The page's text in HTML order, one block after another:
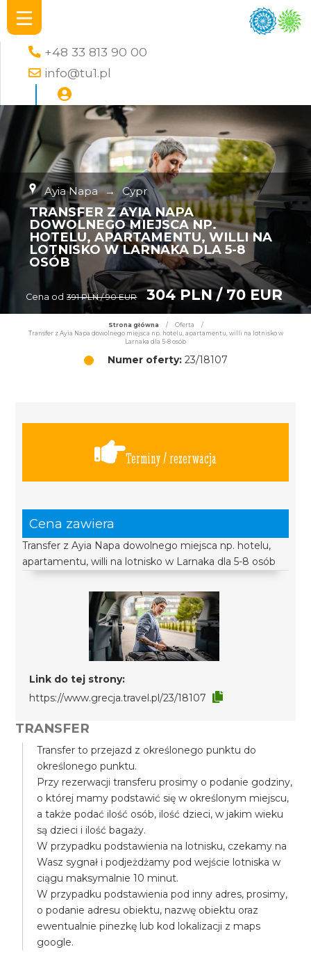
+48 33 813 90 00
info@tu1.pl
Ayia Napa → Cypr
TRANSFER Z AYIA NAPA
DOWOLNEGO MIEJSCA NP.
HOTELU, APARTAMENTU, WILLI NA
LOTNISKO W LARNAKA DLA 5-8
OSÓB
Cena od 391 PLN / 90 EUR 304 PLN / 70 EUR
Strona główna / Oferta
/
Transfer z Ayia Napa dowolnego miejsca np. hotelu, apartamentu, willi na lotnisko w
Larnaka dla 5-8 osób
Numer oferty:23/18107
Terminy / rezerwacja
Cena zawiera
Transfer z Ayia Napa dowolnego miejsca np. hotelu,
apartamentu, willi na lotnisko w Larnaka dla 5-8 osób
Link do tej strony:
https://www.grecja.travel.pl/23/18107
TRANSFER
Transfer to przejazd z określonego punktu do
określonego punktu.
Przy rezerwacji transferu prosimy o podanie godziny,
o której mamy podstawić się w określonym miejscu,
a także podać ilość osób, ilość dzieci, w jakim wieku
są dzieci i ilość bagaży.
W przypadku podstawienia na lotnisku, czekamy na
Wasz sygnał i podjeżdżamy pod wejście lotniska w
ciągu maksymalnie 10 minut.
W przypadku podstawienia pod inny adres, prosimy,
o podanie adresu obiektu, nazwę obiektu oraz
ewentualnie pinezkę lub kod lokalizacji z maps
google.